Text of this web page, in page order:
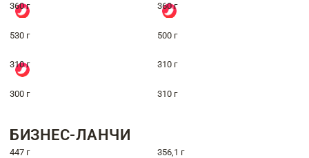
360 г 360 г
530 г 500 г
310 г 310 г
300 г 310 г
БИЗНЕС-ЛАНЧИ
447 г 356,1 г